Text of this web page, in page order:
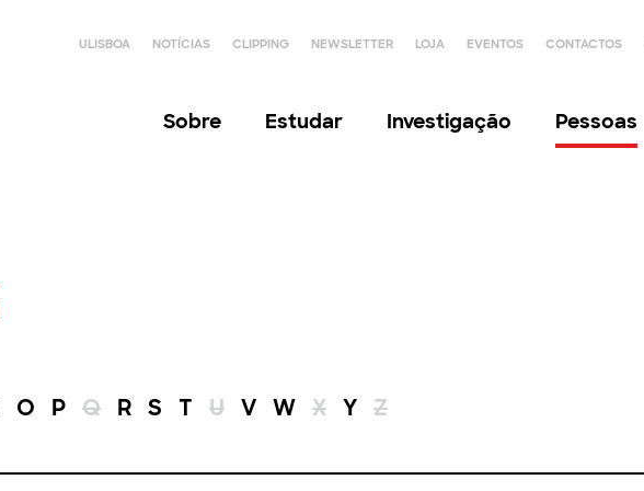
ULISBOA NOTÍCIAS CLIPPING NEWSLETTER LOJA EVENTOS CONTACTOS
Sobre Estudar Investigação Pessoas
O P Q R S T U V W X Y Z